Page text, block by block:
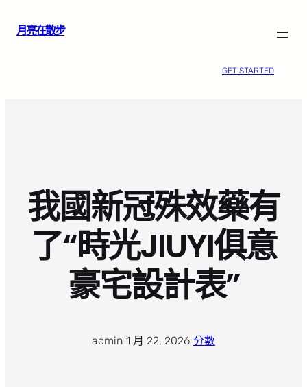
月亮在散步
GET STARTED
我國新冠殊效藥有
了“時光JIUYI俱意
豪宅設計表”
admin 1 月 22, 2026 分數